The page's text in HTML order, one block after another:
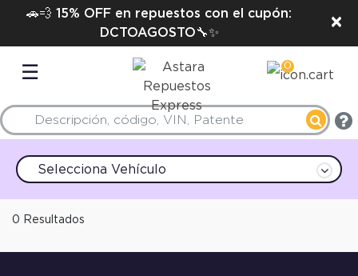
🚗💨 15% OFF en repuestos con el cupón:
DCTOAGOSTO🔧✨
×
☰ 0
Selecciona Vehículo
0 Resultados